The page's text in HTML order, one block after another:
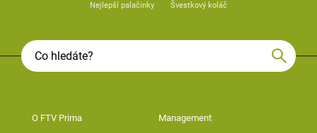
Nejlepší palačinky Švestkový koláč
O FTV Prima Management